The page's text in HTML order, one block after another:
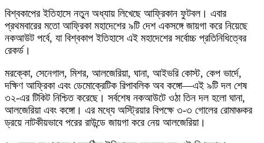
বিশ্বকাপের ইতিহাসে নতুন অধ্যায় লিখেছে আফ্রিকান ফুটবল। এবার
প্রথমবারের মতো আফ্রিকা মহাদেশের ৯টি দেশ একসঙ্গে জায়গা করে নিয়েছে
নকআউট পর্বে, যা বিশ্বকাপ ইতিহাসে এই মহাদেশের সর্বোচ্চ প্রতিনিধিত্বের
রেকর্ড।
মরক্কো, সেনেগাল, মিশর, আলজেরিয়া, ঘানা, আইভরি কোস্ট, কেপ ভার্দে,
দক্ষিণ আফ্রিকা এবং ডেমোক্রেটিক রিপাবলিক অব কঙ্গো—এই ৯টি দল শেষ
৩২-এর টিকিট নিশ্চিত করেছে। সর্বশেষ নকআউটে ওঠা তিন দল হলো ঘানা,
আলজেরিয়া এবং কঙ্গো। এর মধ্যে অস্ট্রিয়ার বিপক্ষে ৩-৩ গোলের রোমাঞ্চকর
ড্রয়ে নাটকীয়ভাবে পরের রাউন্ডে জায়গা করে নেয় আলজেরিয়া।